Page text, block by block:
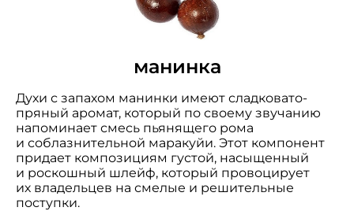
манинка
Духи с запахом манинки имеют сладковато-
пряный аромат, который по своему звучанию
напоминает смесь пьянящего рома
и соблазнительной маракуйи. Этот компонент
придает композициям густой, насыщенный
и роскошный шлейф, который провоцирует
их владельцев на смелые и решительные
поступки.